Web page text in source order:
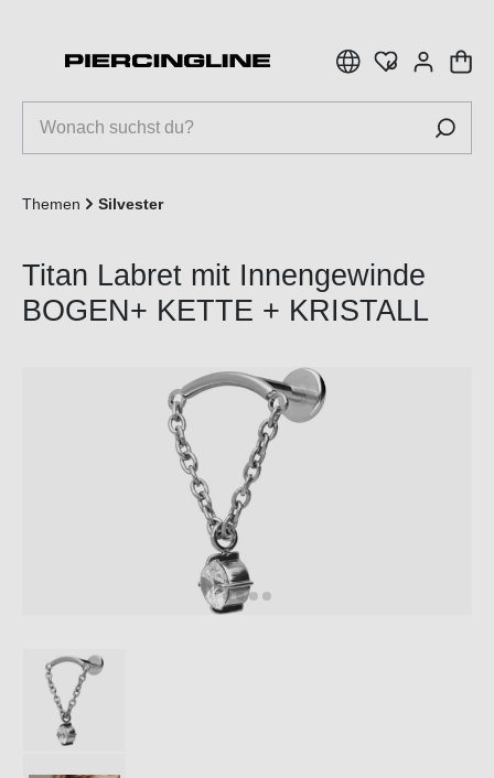
Themen Silvester
Titan Labret mit Innengewinde
BOGEN+ KETTE + KRISTALL